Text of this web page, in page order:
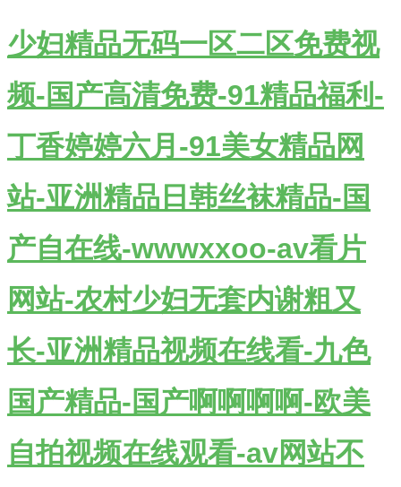
少妇精品无码一区二区免费视
频-国产高清免费-91精品福利-
丁香婷婷六月-91美女精品网
站-亚洲精品日韩丝袜精品-国
产自在线-wwwxxoo-av看片
网站-农村少妇无套内谢粗又
长-亚洲精品视频在线看-九色
国产精品-国产啊啊啊啊-欧美
自拍视频在线观看-av网站不